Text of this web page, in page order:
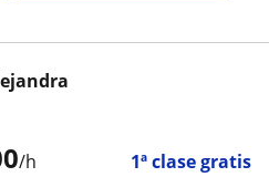
/h 1ª clase gratis